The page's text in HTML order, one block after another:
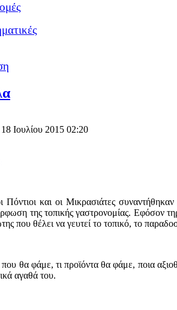
Ιουλίου 2015 02:20
και οι Μικρασιάτες
της τοπικής γαστρονομίας. Eφόσον
που θέλει να γευτεί το τοπικό, το
που θα φάμε, τι προϊόντα θα φάμε, ποια
αγαθά του.